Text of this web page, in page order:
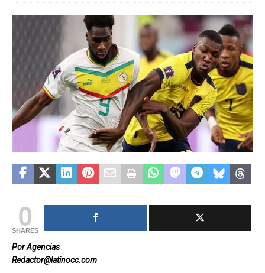
0
SHARES
Por Agencias
Redactor@latinocc.com